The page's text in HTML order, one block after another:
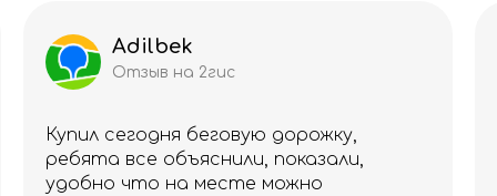
Adilbek
Отзыв на 2гис
Купил сегодня беговую дорожку,
ребята все объяснили, показали,
удобно что на месте можно